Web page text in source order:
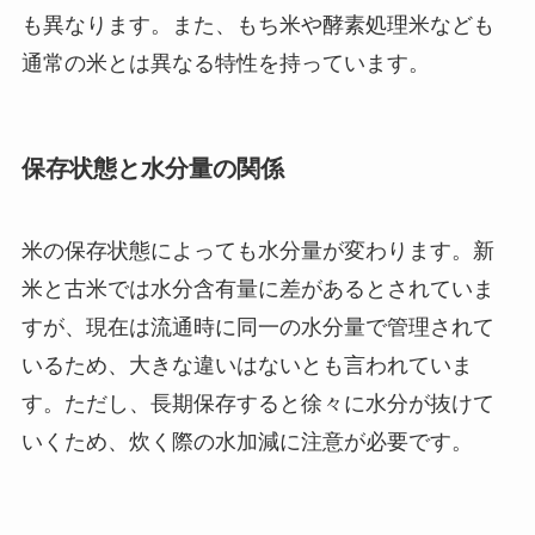
も異なります。また、もち米や酵素処理米なども
通常の米とは異なる特性を持っています。
保存状態と水分量の関係
米の保存状態によっても水分量が変わります。新
米と古米では水分含有量に差があるとされていま
すが、現在は流通時に同一の水分量で管理されて
いるため、大きな違いはないとも言われていま
す。ただし、長期保存すると徐々に水分が抜けて
いくため、炊く際の水加減に注意が必要です。